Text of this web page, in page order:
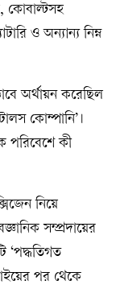
কোবাল্টসহ
ও অন্যান্য নিম্ন
অর্থায়ন করেছিল
কোম্পানি’।
পরিবেশে কী
নিয়ে
সম্প্রদায়ের
‘পদ্ধতিগত
পর থেকে